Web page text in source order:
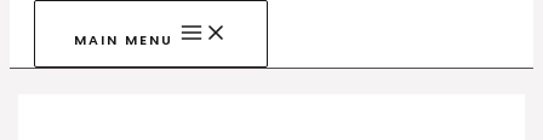
MAIN MENU